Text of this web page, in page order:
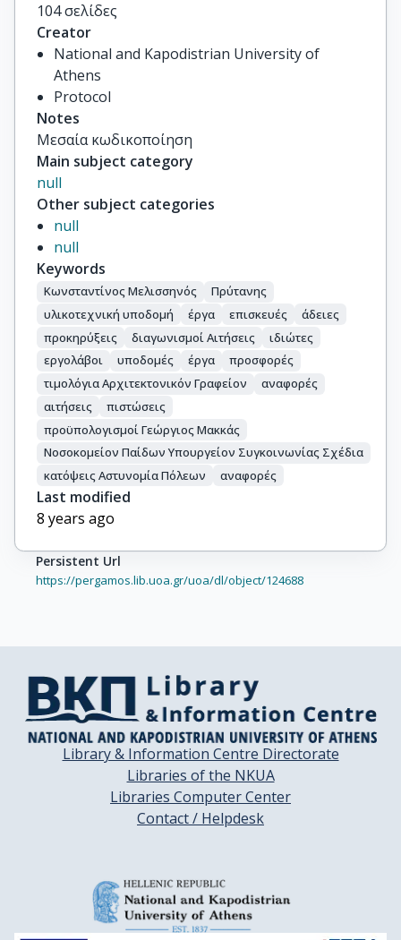
104 σελίδες
Creator
National and Kapodistrian University of
Athens
Protocol
Notes
Μεσαία κωδικοποίηση
Main subject category
null
Other subject categories
null
null
Keywords
Κωνσταντίνος Μελισσηνός
Πρύτανης
υλικοτεχνική υποδομή
έργα επισκευές
άδειες
προκηρύξεις
διαγωνισμοί Αιτήσεις
ιδιώτες
εργολάβοι
υποδομές έργα
προσφορές
τιμολόγια Αρχιτεκτονικόν Γραφείον
αναφορές
αιτήσεις
πιστώσεις
προϋπολογισμοί Γεώργιος Μακκάς
Νοσοκομείον Παίδων Υπουργείον Συγκοινωνίας Σχέδια
κατόψεις Αστυνομία Πόλεων
αναφορές
Last modified
8 years ago
Persistent Url
https://pergamos.lib.uoa.gr/uoa/dl/object/124688
Library & Information Centre Directorate
Libraries of the NKUA
Libraries Computer Center
Contact / Helpdesk